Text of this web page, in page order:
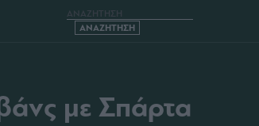
με Σπάρτα